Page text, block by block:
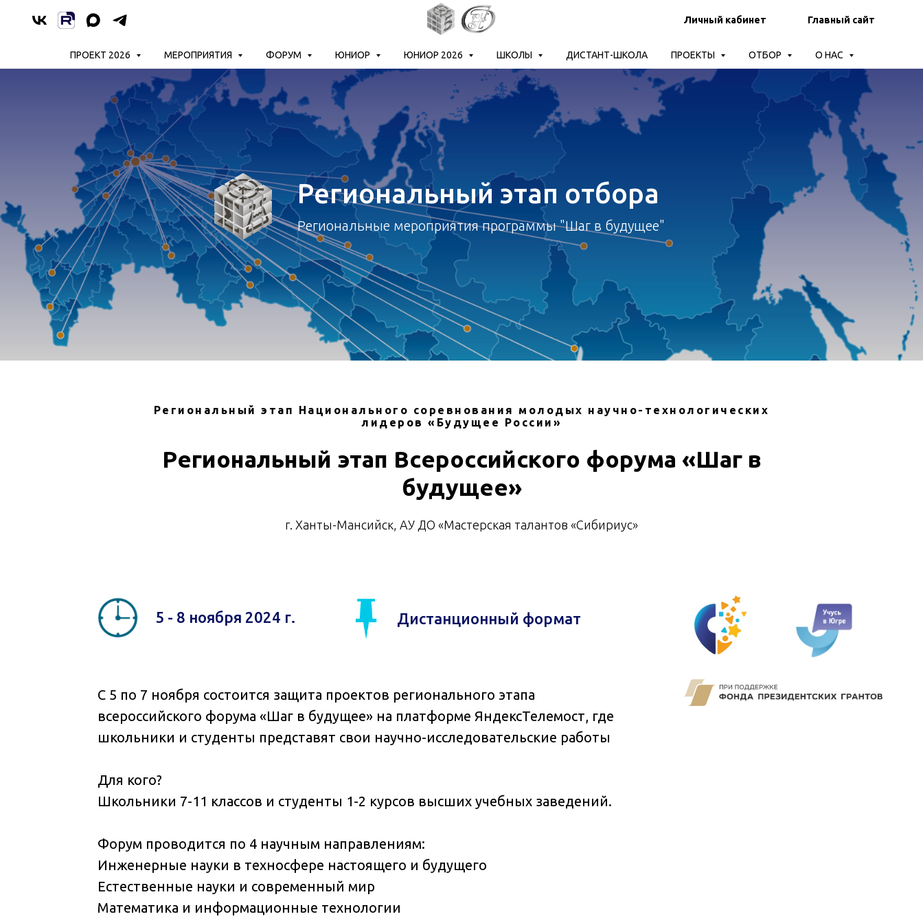
Личный кабинет Главный сайт
ПРОЕКТ 2026 МЕРОПРИЯТИЯ ФОРУМ ЮНИОР ЮНИОР 2026 ШКОЛЫ ДИСТАНТ-ШКОЛА ПРОЕКТЫ ОТБОР О НАС
Региональный этап отбора
Региональные мероприятия программы "Шаг в будущее"
Региональный этап Национального соревнования молодых научно-технологических
лидеров «Будущее России»
Региональный этап Всероссийского форума «Шаг в
будущее»
г. Ханты-Мансийск, АУ ДО «Мастерская талантов «Сибириус»
5 - 8 ноября 2024 г. Дистанционный формат
С 5 по 7 ноября состоится защита проектов регионального этапа
всероссийского форума «Шаг в будущее» на платформе ЯндексТелемост, где
школьники и студенты представят свои научно-исследовательские работы
Для кого?
Школьники 7-11 классов и студенты 1-2 курсов высших учебных заведений.
Форум проводится по 4 научным направлениям:
Инженерные науки в техносфере настоящего и будущего
Естественные науки и современный мир
Математика и информационные технологии